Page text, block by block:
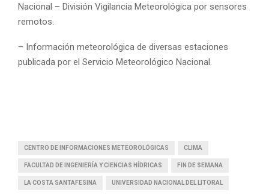
Nacional – División Vigilancia Meteorológica por sensores
remotos.
– Información meteorológica de diversas estaciones
publicada por el Servicio Meteorológico Nacional.
CENTRO DE INFORMACIONES METEOROLÓGICAS CLIMA
FACULTAD DE INGENIERÍA Y CIENCIAS HÍDRICAS FIN DE SEMANA
LA COSTA SANTAFESINA UNIVERSIDAD NACIONAL DEL LITORAL